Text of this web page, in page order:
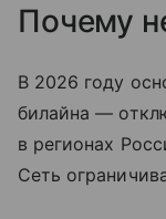
Почему
В 2026 году
билайна —
в регионах
Сеть